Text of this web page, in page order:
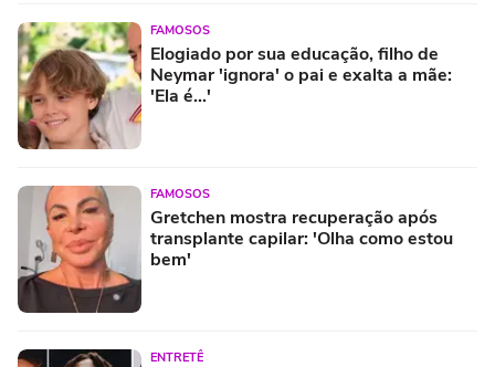
FAMOSOS
Elogiado por sua educação, filho de
Neymar 'ignora' o pai e exalta a mãe:
'Ela é...'
FAMOSOS
Gretchen mostra recuperação após
transplante capilar: 'Olha como estou
bem'
ENTRETÊ